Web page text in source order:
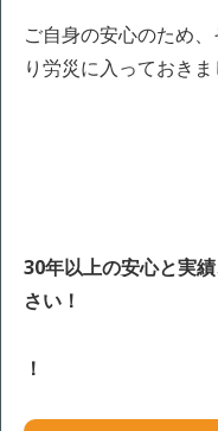
ご自身の安心のため
り労災に入っておきま
30年以上の安心と実
さい！
！